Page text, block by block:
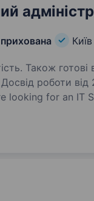
Київ
Також
роботи від 2
looking for an IT
to the